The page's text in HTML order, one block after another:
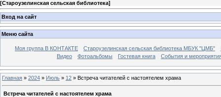
[Староузелинская сельская библиотека]
Вход на сайт
Меню сайта
Моя группа В КОНТАКТЕ Староузелинская сельская библиотека МБУК "ЦМБ"
Видео
Фотоальбомы Гостевая книга События и
Главная » 2024 » Июль » 12 » Встреча читателей с настоятелем храма
Встреча читателей с настоятелем храма